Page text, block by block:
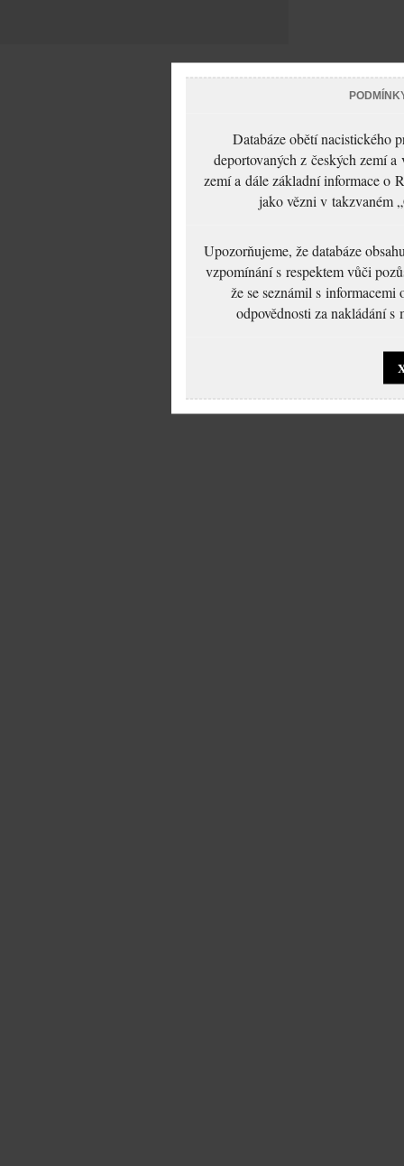
Databáze obětí nacistického
deportovaných z českých zemí
zemí a dále základní informace o
jako vězni v takzvaném
Upozorňujeme, že databáze
vzpomínání s respektem vůči
že se seznámil s
odpovědnosti za nakládání